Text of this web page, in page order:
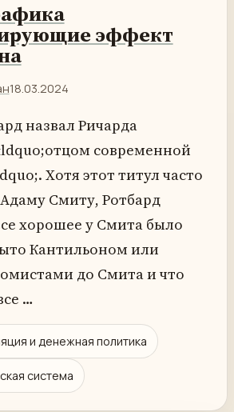
эффект
18.03.2024
назвал Ричарда
современной
Хотя этот титул часто
Смиту, Ротбард
хорошее у Смита было
Кантильоном или
до Смита и что
…
и денежная политика
система